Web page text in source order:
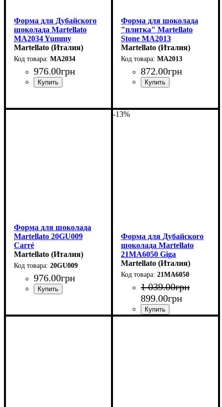
Форма для Дубайского
шоколада Martellato
MA2034 Yummy
(155x75мм,h20мм,250гр)
Martellato (Италия)
MA2034
976.00грн
Форма для шоколада
"плитка" Martellato
Stone MA2013
(70x70мм,h11мм,50гр)
Martellato (Италия)
MA2013
872.00грн
Форма для шоколада
Martellato 20GU009
Carré
(33х33мм,h14мм,10гр)
Martellato (Италия)
20GU009
976.00грн
-13%
Форма для Дубайского
шоколада Martellato
21MA6050 Giga
(180x100мм,h32мм,550гр)
Martellato (Италия)
21MA6050
1 039.00грн
899.00грн